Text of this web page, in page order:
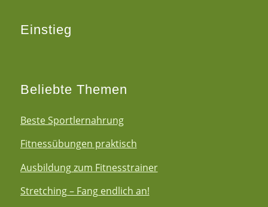
Einstieg
Beliebte Themen
Beste Sportlernahrung
Fitnessübungen praktisch
Ausbildung zum Fitnesstrainer
Stretching – Fang endlich an!